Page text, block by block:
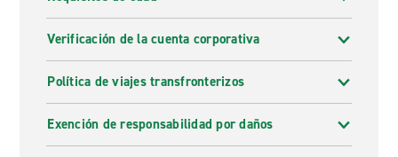
Verificación de la cuenta corporativa
Política de viajes transfronterizos
Exención de responsabilidad por daños